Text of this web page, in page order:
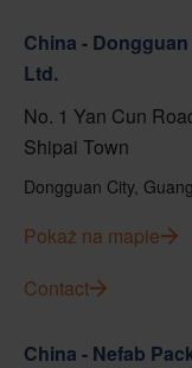
China -
Ltd.
No. 1 Yan Cun
Shipai Town
Dongguan City,
Pokaż na mapie
Contact
China - Nefab